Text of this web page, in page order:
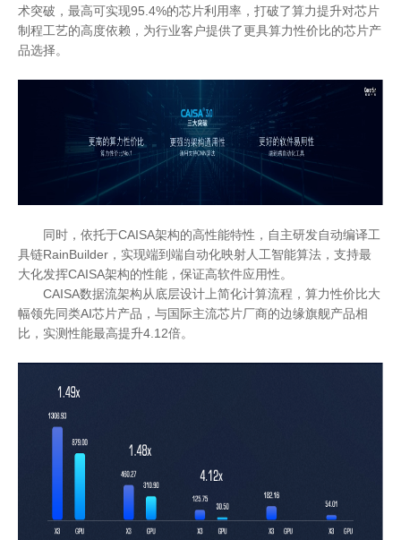
术突破，最高可实现95.4%的芯片利用率，打破了算力提升对芯片
制程工艺的高度依赖，为行业客户提供了更具算力性价比的芯片产
品选择。
同时，依托于CAISA架构的高性能特性，自主研发自动编译工
具链RainBuilder，实现端到端自动化映射人工智能算法，支持最
大化发挥CAISA架构的性能，保证高软件应用性。
CAISA数据流架构从底层设计上简化计算流程，算力性价比大
幅领先同类AI芯片产品，与国际主流芯片厂商的边缘旗舰产品相
比，实测性能最高提升4.12倍。